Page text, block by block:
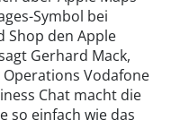
Symbol bei
Shop den Apple
Gerhard Mack,
Vodafone
Chat macht die
so einfach wie das